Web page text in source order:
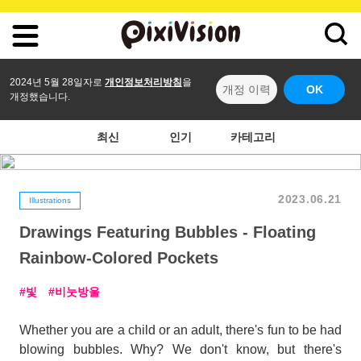
2024년 5월 28일자로 개인정보처리방침 을
개정했습니다.
개정 이력 OK
최신 인기 카테고리
Illustrations 2023.06.21
Drawings Featuring Bubbles - Floating
Rainbow-Colored Pockets
빛 비눗방울
Whether you are a child or an adult, there's fun to be had
blowing bubbles. Why? We don't know, but there's